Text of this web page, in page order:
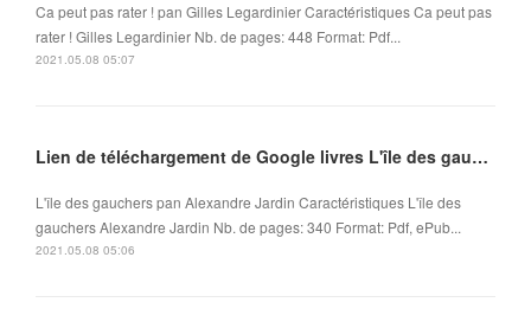
Ca peut pas rater ! pan Gilles Legardinier Caractéristiques Ca peut pas
rater ! Gilles Legardinier Nb. de pages: 448 Format: Pdf...
2021.05.08 05:07
Lien de téléchargement de Google livres L'île des gauchers par Alexandre Jardin
L'île des gauchers pan Alexandre Jardin Caractéristiques L'île des
gauchers Alexandre Jardin Nb. de pages: 340 Format: Pdf, ePub...
2021.05.08 05:06